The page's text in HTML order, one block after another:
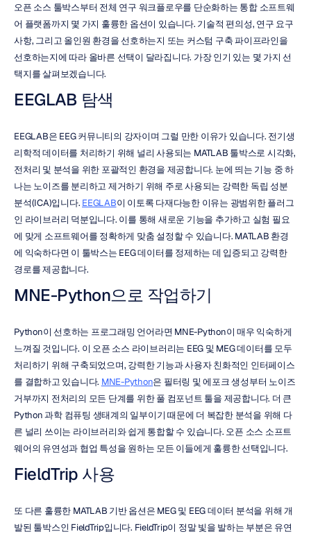
오픈 소스 툴박스부터 전체 연구 워크플로우를 단순화하는 통합 소프트웨
어 플랫폼까지 몇 가지 훌륭한 옵션이 있습니다. 기술적 편의성, 연구 요구
사항, 그리고 올인원 환경을 선호하는지 또는 커스텀 구축 파이프라인을
선호하는지에 따라 올바른 선택이 달라집니다. 가장 인기 있는 몇 가지 선
택지를 살펴보겠습니다.
EEGLAB 탐색
EEGLAB은 EEG 커뮤니티의 강자이며 그럴 만한 이유가 있습니다. 전기생
리학적 데이터를 처리하기 위해 널리 사용되는 MATLAB 툴박스로 시각화,
전처리 및 분석을 위한 포괄적인 환경을 제공합니다. 눈에 띄는 기능 중 하
나는 노이즈를 분리하고 제거하기 위해 주로 사용되는 강력한 독립 성분
분석(ICA)입니다. EEGLAB이 이토록 다재다능한 이유는 광범위한 플러그
인 라이브러리 덕분입니다. 이를 통해 새로운 기능을 추가하고 실험 필요
에 맞게 소프트웨어를 정확하게 맞춤 설정할 수 있습니다. MATLAB 환경
에 익숙하다면 이 툴박스는 EEG 데이터를 정제하는 데 입증되고 강력한
경로를 제공합니다.
MNE-Python으로 작업하기
Python이 선호하는 프로그래밍 언어라면 MNE-Python이 매우 익숙하게
느껴질 것입니다. 이 오픈 소스 라이브러리는 EEG 및 MEG 데이터를 모두
처리하기 위해 구축되었으며, 강력한 기능과 사용자 친화적인 인터페이스
를 결합하고 있습니다. MNE-Python은 필터링 및 에포크 생성부터 노이즈
거부까지 전처리의 모든 단계를 위한 풀 컴포넌트 툴을 제공합니다. 더 큰
Python 과학 컴퓨팅 생태계의 일부이기 때문에 더 복잡한 분석을 위해 다
른 널리 쓰이는 라이브러리와 쉽게 통합할 수 있습니다. 오픈 소스 소프트
웨어의 유연성과 협업 특성을 원하는 모든 이들에게 훌륭한 선택입니다.
FieldTrip 사용
또 다른 훌륭한 MATLAB 기반 옵션은 MEG 및 EEG 데이터 분석을 위해 개
발된 툴박스인 FieldTrip입니다. FieldTrip이 정말 빛을 발하는 부분은 유연